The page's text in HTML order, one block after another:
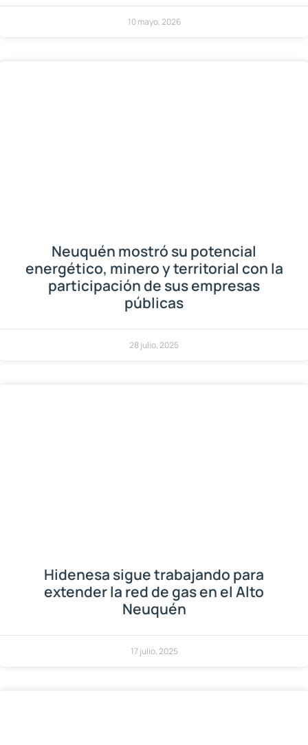
10 mayo, 2026
Neuquén mostró su potencial
energético, minero y territorial con la
participación de sus empresas
públicas
28 julio, 2025
Hidenesa sigue trabajando para
extender la red de gas en el Alto
Neuquén
17 julio, 2025